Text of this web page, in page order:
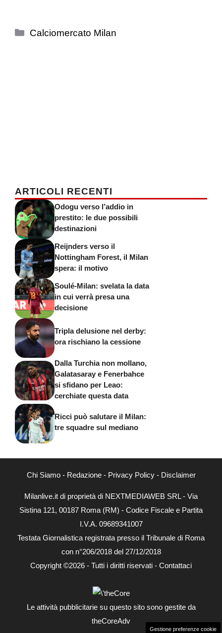
Categorie
Calciomercato Milan
ARTICOLI RECENTI
Odogu verso l’addio in
prestito: le due possibili
destinazioni
Reijnders verso il
Nottingham Forest, il Milan
spera: il motivo
Soulé-Milan: svelata la data
in cui verrà presa una
decisione
Tripla delusione nel derby:
ora rischiano la cessione
Dalla Turchia non mollano,
Galatasaray e Fenerbahce
si sfidano per Leao:
cerchiate questa data
Ricci può salutare il Milan:
tre squadre sul mediano
Chi Siamo- Redazione- Privacy Policy- Disclaimer
Milanlive.it di proprietà di NEXTMEDIAWEB SRL - Via
Sistina 121, 00187 Roma (RM) - Codice Fiscale e Partita
I.V.A. 09689341007
Testata Giornalistica registrata presso il Tribunale di Roma
con n°206/2018 del 27/12/2018
Copyright ©2026 - Tutti i diritti riservati - Contattaci
Le attività pubblicitarie su questo sito sono gestite da
theCoreAdv
Gestione preferenze cookie